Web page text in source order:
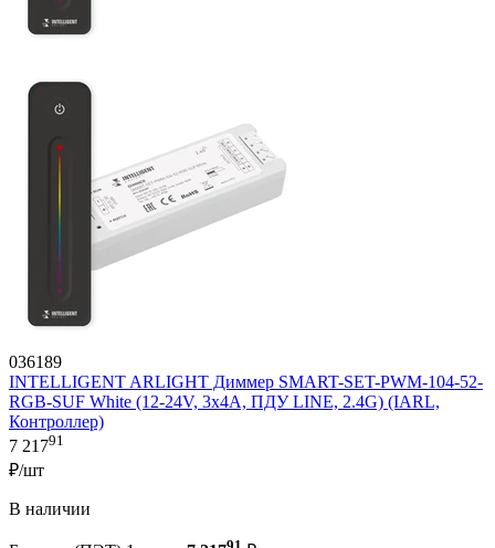
036189
INTELLIGENT ARLIGHT Диммер SMART-SET-PWM-104-52-
RGB-SUF White (12-24V, 3x4A, ПДУ LINE, 2.4G) (IARL,
Контроллер)
7 21791
₽/шт
В наличии